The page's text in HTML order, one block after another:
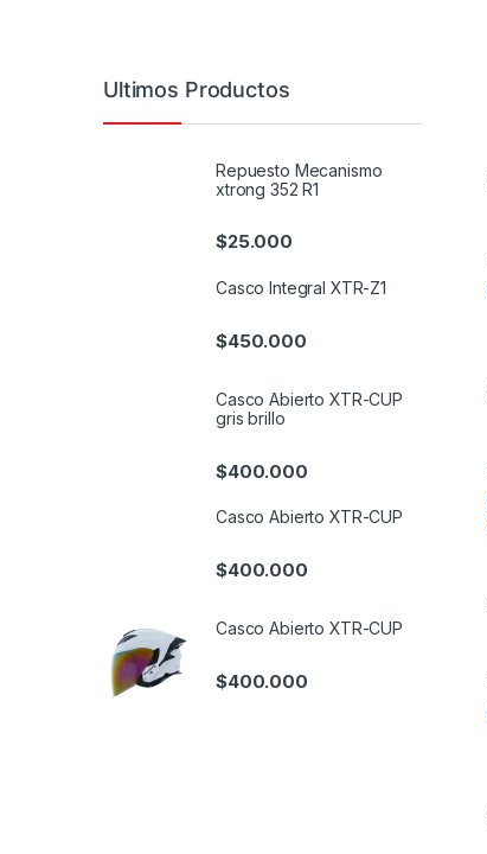
Ultimos Productos
Repuesto Mecanismo
xtrong 352 R1
$25.000
Casco Integral XTR-Z1
$450.000
Casco Abierto XTR-CUP
gris brillo
$400.000
Casco Abierto XTR-CUP
$400.000
Casco Abierto XTR-CUP
$400.000